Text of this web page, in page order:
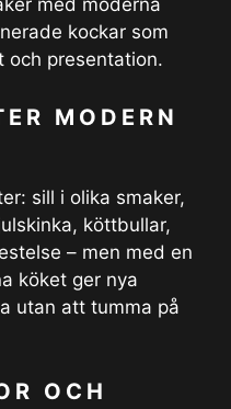
med moderna
kockar som
och presentation.
MODERN
sill i olika smaker,
köttbullar,
– men med en
köket ger nya
utan att tumma på
OCH